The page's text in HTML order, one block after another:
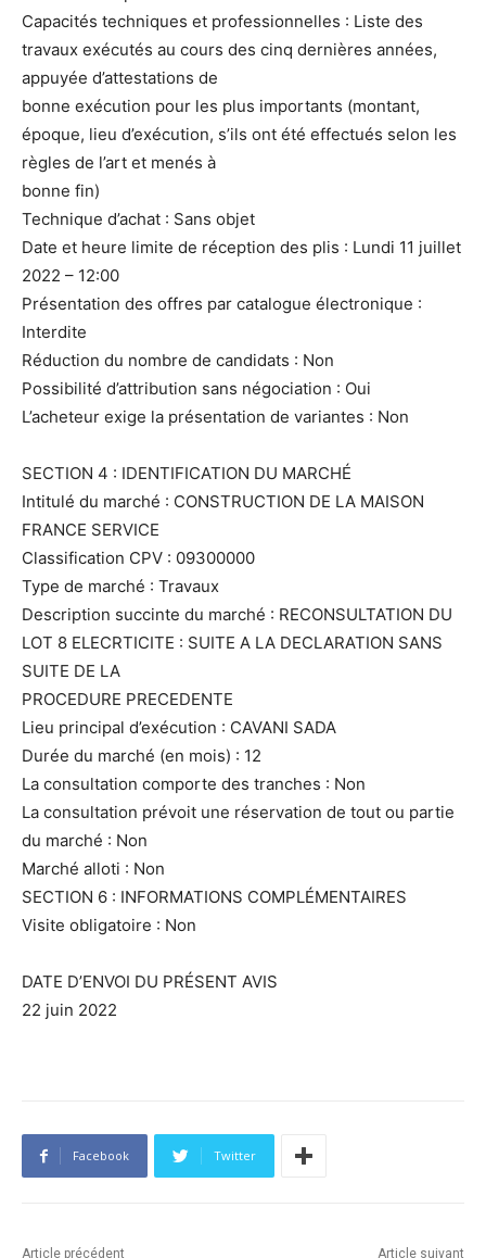
Capacités techniques et professionnelles : Liste des
travaux exécutés au cours des cinq dernières années,
appuyée d’attestations de
bonne exécution pour les plus importants (montant,
époque, lieu d’exécution, s’ils ont été effectués selon les
règles de l’art et menés à
bonne fin)
Technique d’achat : Sans objet
Date et heure limite de réception des plis : Lundi 11 juillet
2022 – 12:00
Présentation des offres par catalogue électronique :
Interdite
Réduction du nombre de candidats : Non
Possibilité d’attribution sans négociation : Oui
L’acheteur exige la présentation de variantes : Non
SECTION 4 : IDENTIFICATION DU MARCHÉ
Intitulé du marché : CONSTRUCTION DE LA MAISON
FRANCE SERVICE
Classification CPV : 09300000
Type de marché : Travaux
Description succinte du marché : RECONSULTATION DU
LOT 8 ELECRTICITE : SUITE A LA DECLARATION SANS
SUITE DE LA
PROCEDURE PRECEDENTE
Lieu principal d’exécution : CAVANI SADA
Durée du marché (en mois) : 12
La consultation comporte des tranches : Non
La consultation prévoit une réservation de tout ou partie
du marché : Non
Marché alloti : Non
SECTION 6 : INFORMATIONS COMPLÉMENTAIRES
Visite obligatoire : Non
DATE D’ENVOI DU PRÉSENT AVIS
22 juin 2022
Facebook Twitter
Article précédent Article suivant